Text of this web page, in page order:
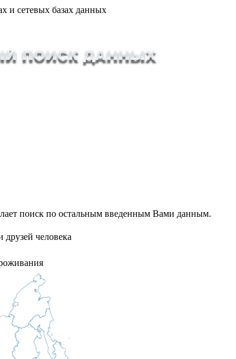
и сетевых базах данных
поиск по остальным введенным Вами данным.
человека